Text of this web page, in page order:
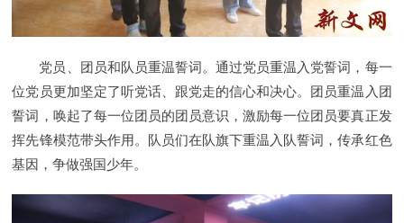
党员、团员和队员重温誓词。通过党员重温入党誓词，每一
位党员更加坚定了听党话、跟党走的信心和决心。团员重温入团
誓词，唤起了每一位团员的团员意识，激励每一位团员要真正发
挥先锋模范带头作用。队员们在队旗下重温入队誓词，传承红色
基因，争做强国少年。